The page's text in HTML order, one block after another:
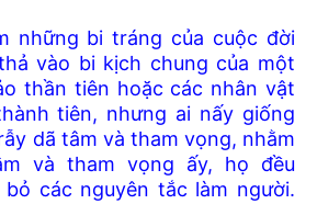
những bi tráng của cuộc đời
vào bi kịch chung của một
thần tiên hoặc các nhân vật
tiên, nhưng ai nấy giống
dã tâm và tham vọng, nhằm
và tham vọng ấy, họ đều
các nguyên tắc làm người.